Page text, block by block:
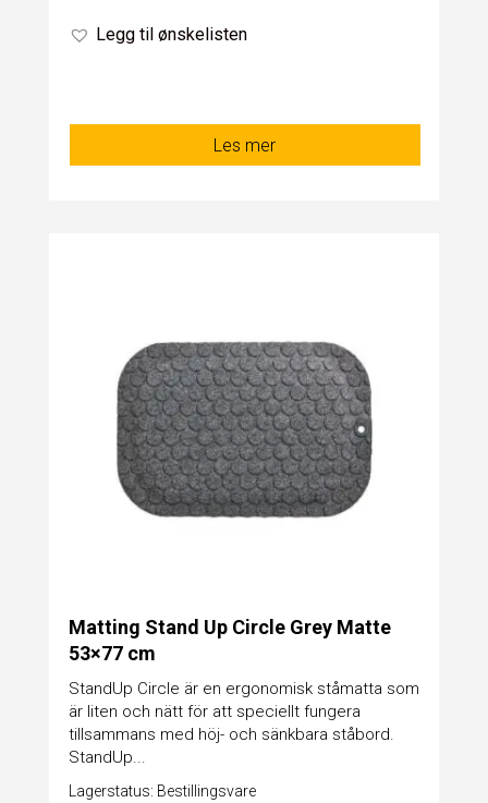
Legg til ønskelisten
Les mer
Matting Stand Up Circle Grey Matte
53×77 cm
StandUp Circle är en ergonomisk ståmatta som
är liten och nätt för att speciellt fungera
tillsammans med höj- och sänkbara ståbord.
StandUp...
Lagerstatus: Bestillingsvare